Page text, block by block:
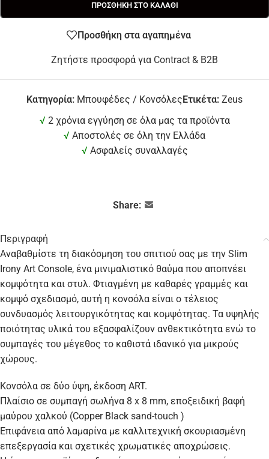
ΠΡΟΣΘΉΚΗ ΣΤΟ ΚΑΛΆΘΙ
Προσθήκη στα αγαπημένα
Ζητήστε προσφορά για Contract & B2B
Κατηγορία: Μπουφέδες / ΚονσόλεςΕτικέτα: Zeus
√ 2 χρόνια εγγύηση σε όλα μας τα προϊόντα
√ Αποστολές σε όλη την Ελλάδα
√ Ασφαλείς συναλλαγές
Share:
Περιγραφή
Αναβαθμίστε τη διακόσμηση του σπιτιού σας με την Slim
Irony Art Console, ένα μινιμαλιστικό θαύμα που αποπνέει
κομψότητα και στυλ. Φτιαγμένη με καθαρές γραμμές και
κομψό σχεδιασμό, αυτή η κονσόλα είναι ο τέλειος
συνδυασμός λειτουργικότητας και κομψότητας. Τα υψηλής
ποιότητας υλικά του εξασφαλίζουν ανθεκτικότητα ενώ το
συμπαγές του μέγεθος το καθιστά ιδανικό για μικρούς
χώρους.
Κονσόλα σε δύο ύψη, έκδοση ART.
Πλαίσιο σε συμπαγή σωλήνα 8 x 8 mm, εποξειδική βαφή
μαύρου χαλκού (Copper Black sand-touch )
Επιφάνεια από λαμαρίνα με καλλιτεχνική σκουριασμένη
επεξεργασία και σχετικές χρωματικές αποχρώσεις.